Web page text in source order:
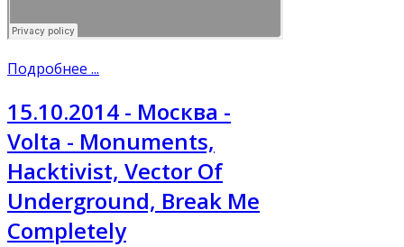
Подробнее ...
15.10.2014 - Москва -
Volta - Monuments,
Hacktivist, Vector Of
Underground, Break Me
Completely